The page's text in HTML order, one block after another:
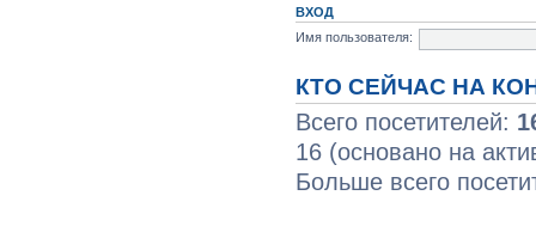
ВХОД
Имя пользователя:
КТО СЕЙЧАС НА
Всего посетителей:
16 (основано на
Больше всего